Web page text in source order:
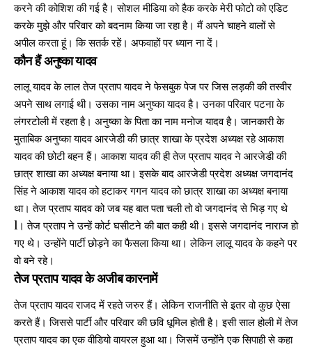
करने की कोशिश की गई है। सोशल मीडिया को हैक करके मेरी फोटो को एडिट
करके मुझे और परिवार को बदनाम किया जा रहा है। मैं अपने चाहने वालों से
अपील करता हूं। कि सतर्क रहें। अफवाहों पर ध्यान ना दें।
कौन हैं अनुष्का यादव
लालू यादव के लाल तेज प्रताप यादव ने फेसबुक पेज पर जिस लड़की की तस्वीर
अपने साथ लगाई थी। उसका नाम अनुष्का यादव है। उनका परिवार पटना के
लंगरटोली में रहता है। अनुष्का के पिता का नाम मनोज यादव है। जानकारी के
मुताबिक अनुष्का यादव आरजेडी की छात्र शाखा के प्रदेश अध्यक्ष रहे आकाश
यादव की छोटी बहन हैं। आकाश यादव की ही तेज प्रताप यादव ने आरजेडी की
छात्र शाखा का अध्यक्ष बनाया था। इसके बाद आरजेडी प्रदेश अध्यक्ष जगदानंद
सिंह ने आकाश यादव को हटाकर गगन यादव को छात्र शाखा का अध्यक्ष बनाया
था। तेज प्रताप यादव को जब यह बात पता चली तो वो जगदानंद से भिड़ गए थे
l। तेज प्रताप ने उन्हें कोर्ट घसीटने की बात कही थी। इससे जगदानंद नाराज हो
गए थे। उन्होंने पार्टी छोड़ने का फैसला किया था। लेकिन लालू यादव के कहने पर
वो बने रहे।
तेज प्रताप यादव के अजीब कारनामें
तेज प्रताप यादव राजद में रहते जरुर हैं। लेकिन राजनीति से इतर वो कुछ ऐसा
करते हैं। जिससे पार्टी और परिवार की छवि धूमिल होती है। इसी साल होली में तेज
प्रताप यादव का एक वीडियो वायरल हुआ था। जिसमें उन्होंने एक सिपाही से कहा